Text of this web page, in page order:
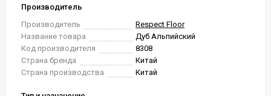
Производитель
Производитель
Respect Floor
Название товара
Дуб Альпийский
Код производителя
8308
Страна бренда
Китай
Страна производства
Китай